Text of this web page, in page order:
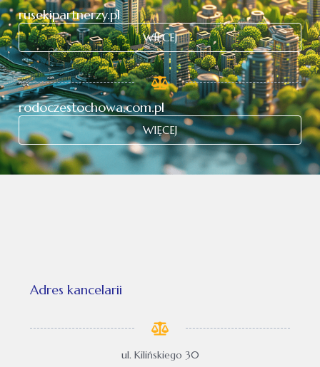
rusekipartnerzy.pl
WIĘCEJ
rodoczestochowa.com.pl
WIĘCEJ
Adres kancelarii
ul. Kilińskiego 30